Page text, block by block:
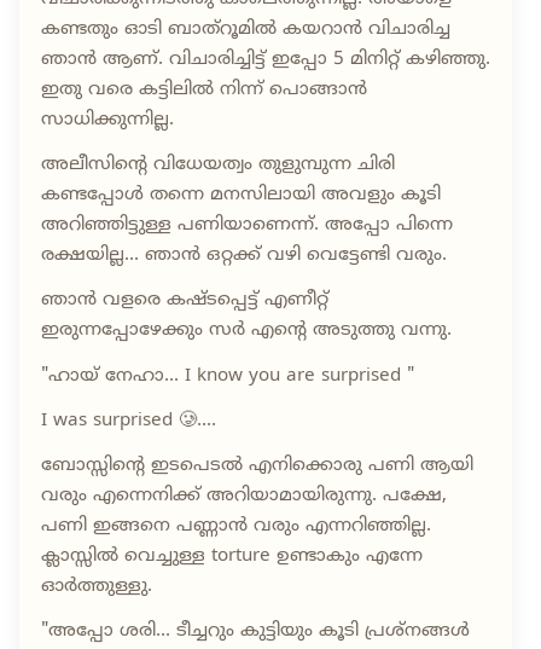
കണ്ടതും ഓടി ബാത്‌റൂമിൽ കയറാൻ വിചാരിച്ച
ഞാൻ ആണ്. വിചാരിച്ചിട്ട് ഇപ്പോ 5 മിനിറ്റ് കഴിഞ്ഞു.
ഇതു വരെ കട്ടിലിൽ നിന്ന് പൊങ്ങാൻ
സാധിക്കുന്നില്ല.
അലീസിന്റെ വിധേയത്വം തുളുമ്പുന്ന ചിരി
കണ്ടപ്പോൾ തന്നെ മനസിലായി അവളും കൂടി
അറിഞ്ഞിട്ടുള്ള പണിയാണെന്ന്. അപ്പോ പിന്നെ
രക്ഷയില്ല... ഞാൻ ഒറ്റക്ക് വഴി വെട്ടേണ്ടി വരും.
ഞാൻ വളരെ കഷ്ടപ്പെട്ട് എണീറ്റ്
ഇരുന്നപ്പോഴേക്കും സർ എന്റെ അടുത്തു വന്നു.
"ഹായ് നേഹാ... I know you are surprised "
I was surprised 🥲....
ബോസ്സിന്റെ ഇടപെടൽ എനിക്കൊരു പണി ആയി
വരും എന്നെനിക്ക് അറിയാമായിരുന്നു. പക്ഷേ,
പണി ഇങ്ങനെ പണ്ണാൻ വരും എന്നറിഞ്ഞില്ല.
ക്ലാസ്സിൽ വെച്ചുള്ള torture ഉണ്ടാകും എന്നേ
ഓർത്തുള്ളു.
"അപ്പോ ശരി... ടീച്ചറും കുട്ടിയും കൂടി പ്രശ്നങ്ങൾ